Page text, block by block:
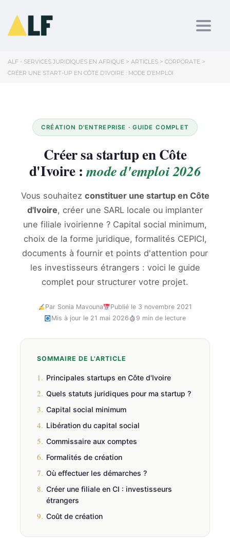
ALF - SERVICES JURIDIQUES EN AFRIQUE > ARTICLES > CORPORATE >
CRÉER UNE START-UP EN CÔTE D’IVOIRE : MODE D’EMPLOI
CRÉATION D'ENTREPRISE · GUIDE COMPLET
Créer sa startup en Côte
d'Ivoire :mode d'emploi 2026
Vous souhaitez constituer une startup en Côte
d'Ivoire, créer une SARL locale ou implanter
une filiale ivoirienne ? Capital social minimum,
choix de la forme juridique, formalités CEPICI,
documents à fournir et points d'attention pour
les investisseurs étrangers : voici le guide
complet pour structurer votre projet.
Par Sonia Mavouna
Publié le 3 novembre 2021
Mis à jour le 21 mai 2026
9 min de lecture
SOMMAIRE DE L'ARTICLE
1. Principales startups en Côte d'Ivoire
2. Quels statuts juridiques pour ma startup ?
3. Capital social minimum
4. Libération du capital social
5. Commissaire aux comptes
6. Formalités de création
7. Où effectuer les démarches ?
8. Créer une filiale en CI : investisseurs
étrangers
9. Coût de création